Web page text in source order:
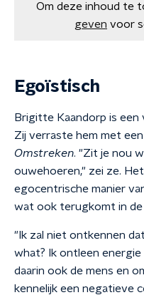
Om deze inhoud te
geven voor
Egoïstisch
Brigitte Kaandorp is een
Zij verraste hem met
Omstreken. "Zit je nou
ouwehoeren," zei ze.
egocentrische manier
wat ook terugkomt in de
"Ik zal niet ontkennen
what? Ik ontleen
daarin ook de mens en
kennelijk een negatieve